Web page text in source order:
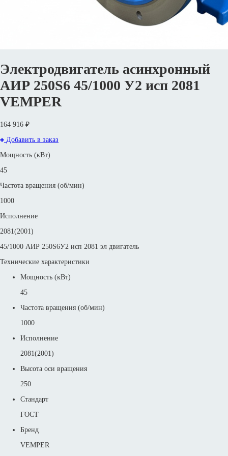
Электродвигатель асинхронный
АИР 250S6 45/1000 У2 исп 2081
VEMPER
164 916 ₽
Добавить в заказ
Мощность (кВт)
45
Частота вращения (об/мин)
1000
Исполнение
2081(2001)
45/1000 АИР 250S6У2 исп 2081 эл двигатель
Технические характеристики
Мощность (кВт)
45
Частота вращения (об/мин)
1000
Исполнение
2081(2001)
Высота оси вращения
250
Стандарт
ГОСТ
Бренд
VEMPER